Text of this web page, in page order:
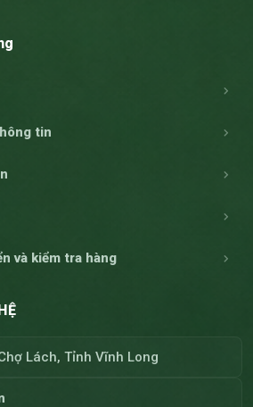
tin
và kiểm tra hàng
Lách, Tỉnh Vĩnh Long